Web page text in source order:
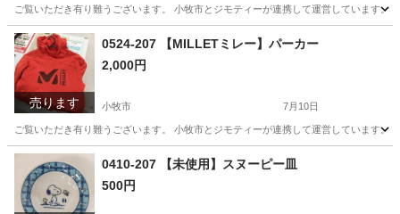
ご覧いただき有り難うございます。 小牧市とジモティーが連携して運営していま
愛知 小牧市
売ります
0524-207 【MILLETミレー】パーカー
2,000円
小牧市 7月10日
ご覧いただき有り難うございます。 小牧市とジモティーが連携して運営していま
愛知 小牧市 リユース
0410-207 【未使用】スヌーピー皿
500円